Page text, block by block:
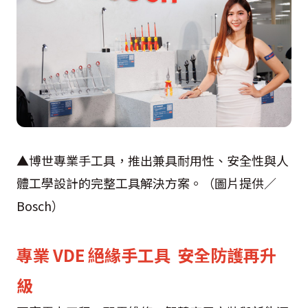
▲博世專業手工具，推出兼具耐用性、安全性與人
體工學設計的完整工具解決方案。（圖片提供／
Bosch）
專業 VDE 絕緣手工具 安全防護再升
級